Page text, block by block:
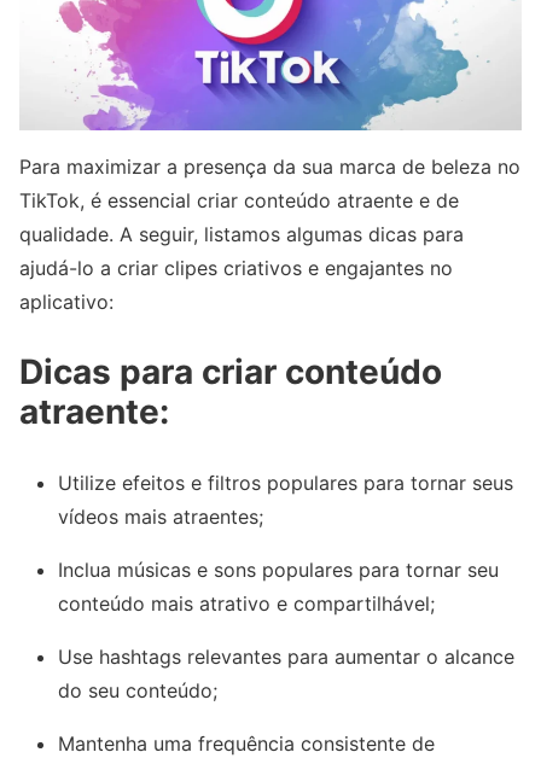
Para maximizar a presença da sua marca de beleza no
TikTok, é essencial criar conteúdo atraente e de
qualidade. A seguir, listamos algumas dicas para
ajudá-lo a criar clipes criativos e engajantes no
aplicativo:
Dicas para criar conteúdo
atraente:
Utilize efeitos e filtros populares para tornar seus
vídeos mais atraentes;
Inclua músicas e sons populares para tornar seu
conteúdo mais atrativo e compartilhável;
Use hashtags relevantes para aumentar o alcance
do seu conteúdo;
Mantenha uma frequência consistente de